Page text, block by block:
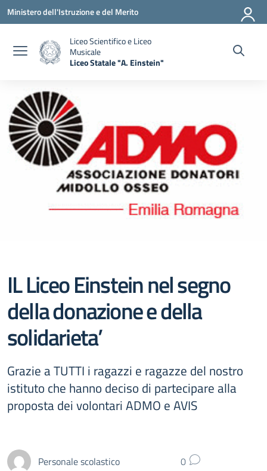
Vai ai contenuti
Vai al menu di navigazione
Vai al footer
Ministero dell'Istruzione e del Merito
Liceo Scientifico e Liceo
Musicale
Liceo Statale "A. Einstein"
IL Liceo Einstein nel segno
della donazione e della
solidarieta’
Grazie a TUTTI i ragazzi e ragazze del nostro
istituto che hanno deciso di partecipare alla
proposta dei volontari ADMO e AVIS
Personale scolastico 0